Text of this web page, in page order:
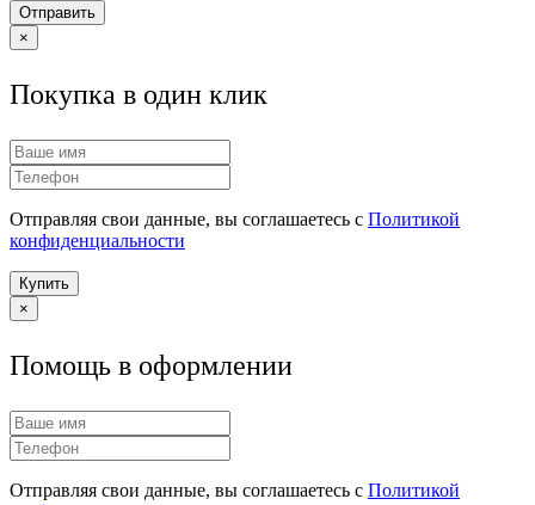
Отправить
×
Покупка в один клик
Отправляя свои данные, вы соглашаетесь с Политикой
конфиденциальности
Купить
×
Помощь в оформлении
Отправляя свои данные, вы соглашаетесь с Политикой